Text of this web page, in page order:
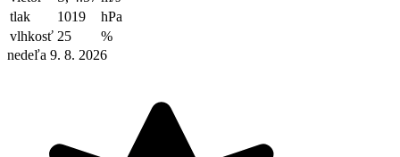
tlak
1019
hPa
vlhkosť 25
%
nedeľa 9. 8. 2026